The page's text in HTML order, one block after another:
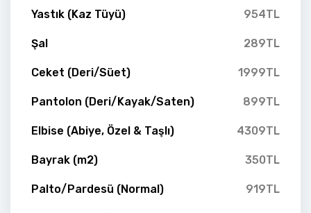
Yastık (Kaz Tüyü) 954TL
Şal 289TL
Ceket (Deri/Süet) 1999TL
Pantolon (Deri/Kayak/Saten) 899TL
Elbise (Abiye, Özel & Taşlı) 4309TL
Bayrak (m2) 350TL
Palto/Pardesü (Normal) 919TL